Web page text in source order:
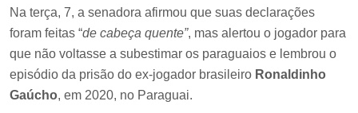
Na terça, 7, a senadora afirmou que suas declarações
foram feitas “de cabeça quente”, mas alertou o jogador para
que não voltasse a subestimar os paraguaios e lembrou o
episódio da prisão do ex-jogador brasileiro Ronaldinho
Gaúcho, em 2020, no Paraguai.